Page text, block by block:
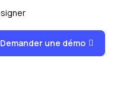
Demander une démo